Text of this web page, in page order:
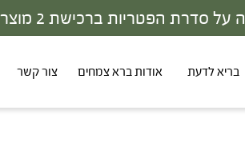
בריא לדעת אודות ברא צמחים צור קשר